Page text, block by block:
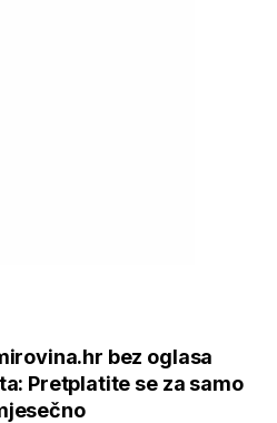
bez oglasa
Pretplatite se za samo